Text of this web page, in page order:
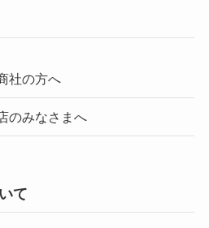
社の方へ
のみなさまへ
て